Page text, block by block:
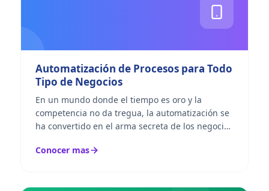
Automatización de Procesos para Todo
Tipo de Negocios
En un mundo donde el tiempo es oro y la
competencia no da tregua, la automatización se
ha convertido en el arma secreta de los negocios
especialistas...
Conocer mas